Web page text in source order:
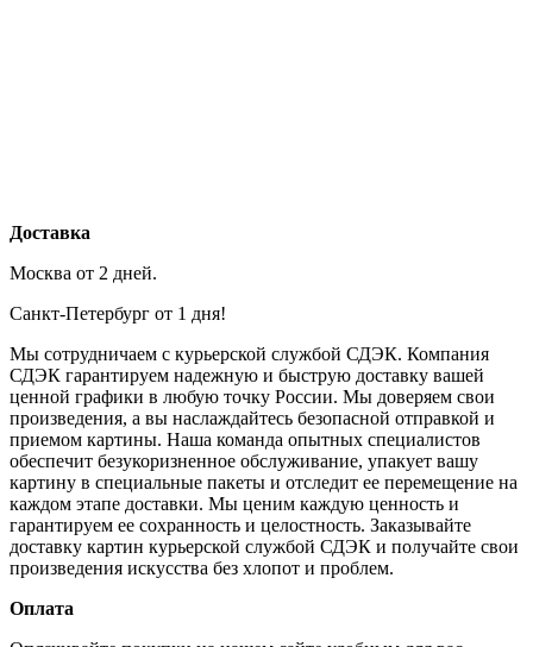
Доставка
Москва от 2 дней.
Санкт-Петербург от 1 дня!
Мы сотрудничаем с курьерской службой СДЭК. Компания
СДЭК гарантируем надежную и быструю доставку вашей
ценной графики в любую точку России. Мы доверяем свои
произведения, а вы наслаждайтесь безопасной отправкой и
приемом картины. Наша команда опытных специалистов
обеспечит безукоризненное обслуживание, упакует вашу
картину в специальные пакеты и отследит ее перемещение на
каждом этапе доставки. Мы ценим каждую ценность и
гарантируем ее сохранность и целостность. Заказывайте
доставку картин курьерской службой СДЭК и получайте свои
произведения искусства без хлопот и проблем.
Оплата